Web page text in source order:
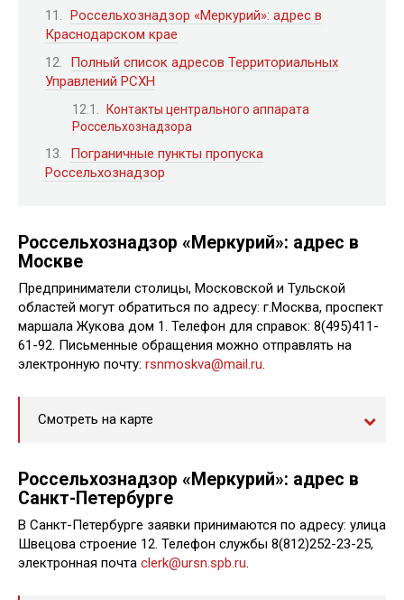
Россельхознадзор «Меркурий»: адрес в
Краснодарском крае
Полный список адресов Территориальных
Управлений РСХН
Контакты центрального аппарата
Россельхознадзора
Пограничные пункты пропуска
Россельхознадзор
Россельхознадзор «Меркурий»: адрес в
Москве
Предприниматели столицы, Московской и Тульской
областей могут обратиться по адресу: г.Москва, проспект
маршала Жукова дом 1. Телефон для справок: 8(495)411-
61-92. Письменные обращения можно отправлять на
электронную почту: rsnmoskva@mail.ru.
Смотреть на карте
Россельхознадзор «Меркурий»: адрес в
Санкт-Петербурге
В Санкт-Петербурге заявки принимаются по адресу: улица
Швецова строение 12. Телефон службы 8(812)252-23-25,
электронная почта clerk@ursn.spb.ru.